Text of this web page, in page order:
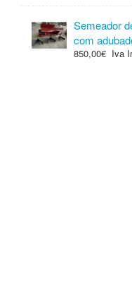
Semeador
com
850,00€ Iva